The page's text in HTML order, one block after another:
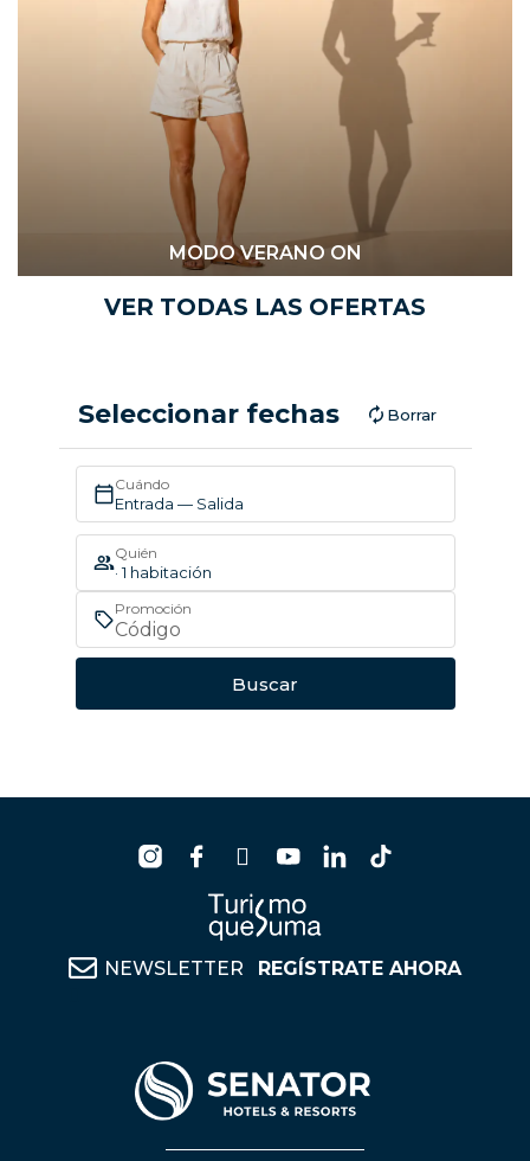
MODO VERANO ON
VER TODAS LAS OFERTAS
Seleccionar fechas Borrar
Cuándo
Entrada — Salida
Quién
· 1 habitación
Promoción
Buscar
NEWSLETTER REGÍSTRATE AHORA